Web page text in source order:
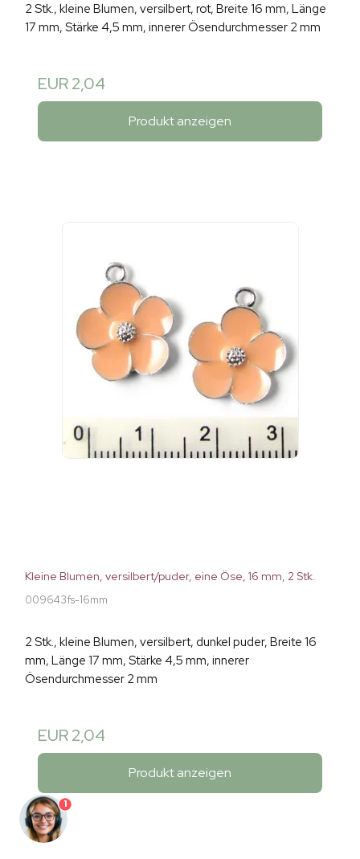
2 Stk., kleine Blumen, versilbert, rot, Breite 16 mm, Länge
17 mm, Stärke 4,5 mm, innerer Ösendurchmesser 2 mm
EUR 2,04
Produkt anzeigen
Kleine Blumen, versilbert/puder, eine Öse, 16 mm, 2 Stk.
009643fs-16mm
2 Stk., kleine Blumen, versilbert, dunkel puder, Breite 16
mm, Länge 17 mm, Stärke 4,5 mm, innerer
Ösendurchmesser 2 mm
EUR 2,04
Produkt anzeigen
1